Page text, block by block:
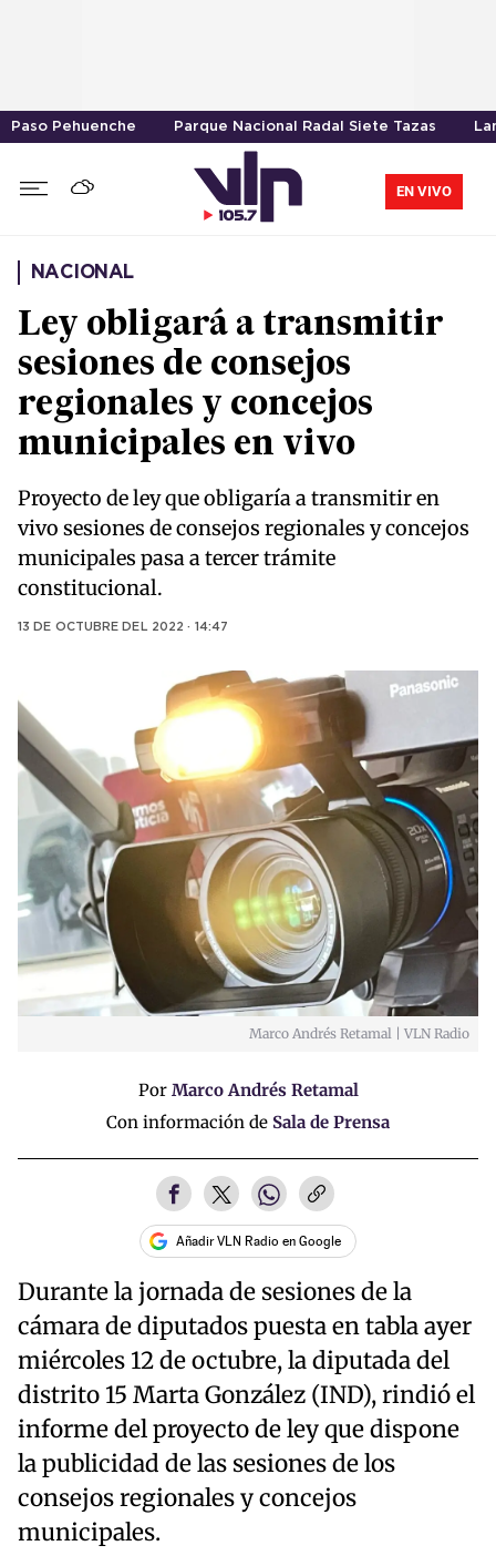
Paso Pehuenche Parque Nacional Radal Siete Tazas
EN VIVO
NACIONAL
Ley obligará a transmitir
sesiones de consejos
regionales y concejos
municipales en vivo
Proyecto de ley que obligaría a transmitir en
vivo sesiones de consejos regionales y concejos
municipales pasa a tercer trámite
constitucional.
13 DE OCTUBRE DEL 2022 · 14:47
Marco Andrés Retamal | VLN Radio
Por Marco Andrés Retamal
Con información de Sala de Prensa
Añadir VLN Radio en Google
Durante la jornada de sesiones de la
cámara de diputados puesta en tabla ayer
miércoles 12 de octubre, la diputada del
distrito 15 Marta González (IND), rindió el
informe del proyecto de ley que dispone
la publicidad de las sesiones de los
consejos regionales y concejos
municipales.